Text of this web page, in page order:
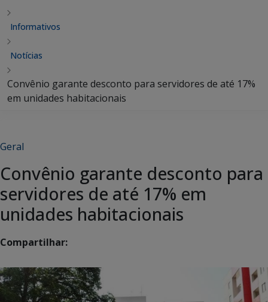
Informativos
Notícias
Convênio garante desconto para servidores de até 17%
em unidades habitacionais
Geral
Convênio garante desconto para
servidores de até 17% em
unidades habitacionais
Compartilhar: